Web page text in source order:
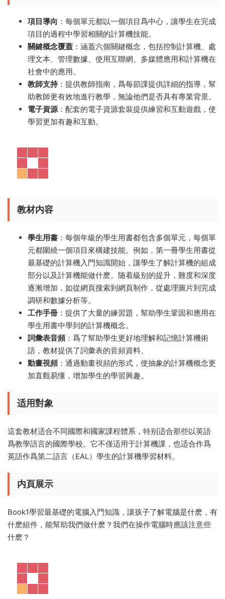
項目導向 ：每個單元都以一個項目爲中心，讓學生在完成
項目的過程中學習相關的計算機技能。
關鍵概念覆蓋 ：涵蓋六個關鍵概念，包括控制計算機、處
理文本、管理數據、使用互聯網、多媒體應用和計算機在
社會中的應用。
教師支持：提供教師指南，爲每節課提供詳細的指導，幫
助教師更有效地進行教學，無論他們是否具有專業背景。
電子資源：配套的電子資源套裝提供練習和互動遊戲，使
學習更加有趣和互動。
教材内容
學生用書 ：每個年級的學生用書都包含多個單元，每個單
元都圍繞一個項目來構建技能。例如，第一冊學生用書從
最基礎的計算機入門知識開始，讓學生了解計算機的組成
部分以及計算機能做什麽。随着級别的提升，難度和深度
逐漸增加，如從網頁搜索到網頁制作，從處理圖片到完成
調研和數據分析等。
工作手冊 ：提供了大量的練習題，幫助學生鞏固和應用在
學生用書中學到的計算機概念。
詞彙表音頻：爲了幫助學生更好地理解和記憶計算機術
語，教材提供了詞彙表的音頻資料。
動畫視頻：通過動畫視頻的形式，使抽象的計算機概念更
加直觀易懂，增加學生的學習興趣。
适用對象
這套教材适合不同國際和國家課程體系，特别适合那些以英語
爲教學語言的國際學校。它不僅适用于計算機課，也适合作爲
英語作爲第二語言（EAL）學生的計算機學習材料。
内頁展示
Book1學習最基礎的電腦入門知識，讓孩子了解電腦是什麽，有
什麽組件，能幫助我們做什麽？我們在操作電腦時應該注意些
什麽？